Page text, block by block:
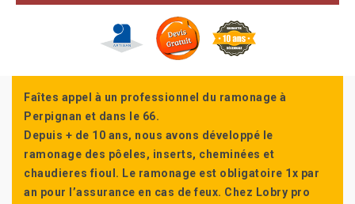
Faîtes appel à un professionnel du ramonage à
Perpignan et dans le 66.
Depuis + de 10 ans, nous avons développé le
ramonage des pôeles, inserts, cheminées et
chaudieres fioul. Le ramonage est obligatoire 1x par
an pour l’assurance en cas de feux. Chez Lobry pro